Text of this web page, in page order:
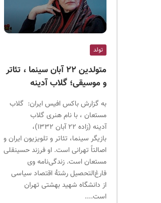
تولد
متولدین ۲۲ آبان سینما ، تئاتر
و موسیقی؛ گلاب آدینه
به گزارش باکس افیس ایران: گلاب
مستعان ، با نام هنری گلاب
آدینه (زاده ۲۲ آبان ۱۳۳۲)،
بازیگر سینما، تئاتر و تلویزیون ایران و
اصالتاً تهرانی است. او فرزند حسینقلی
مستعان است. زندگی‌نامه وی
فارغ‌التحصیل رشتهٔ اقتصاد سیاسی
از دانشگاه شهید بهشتی تهران
است....